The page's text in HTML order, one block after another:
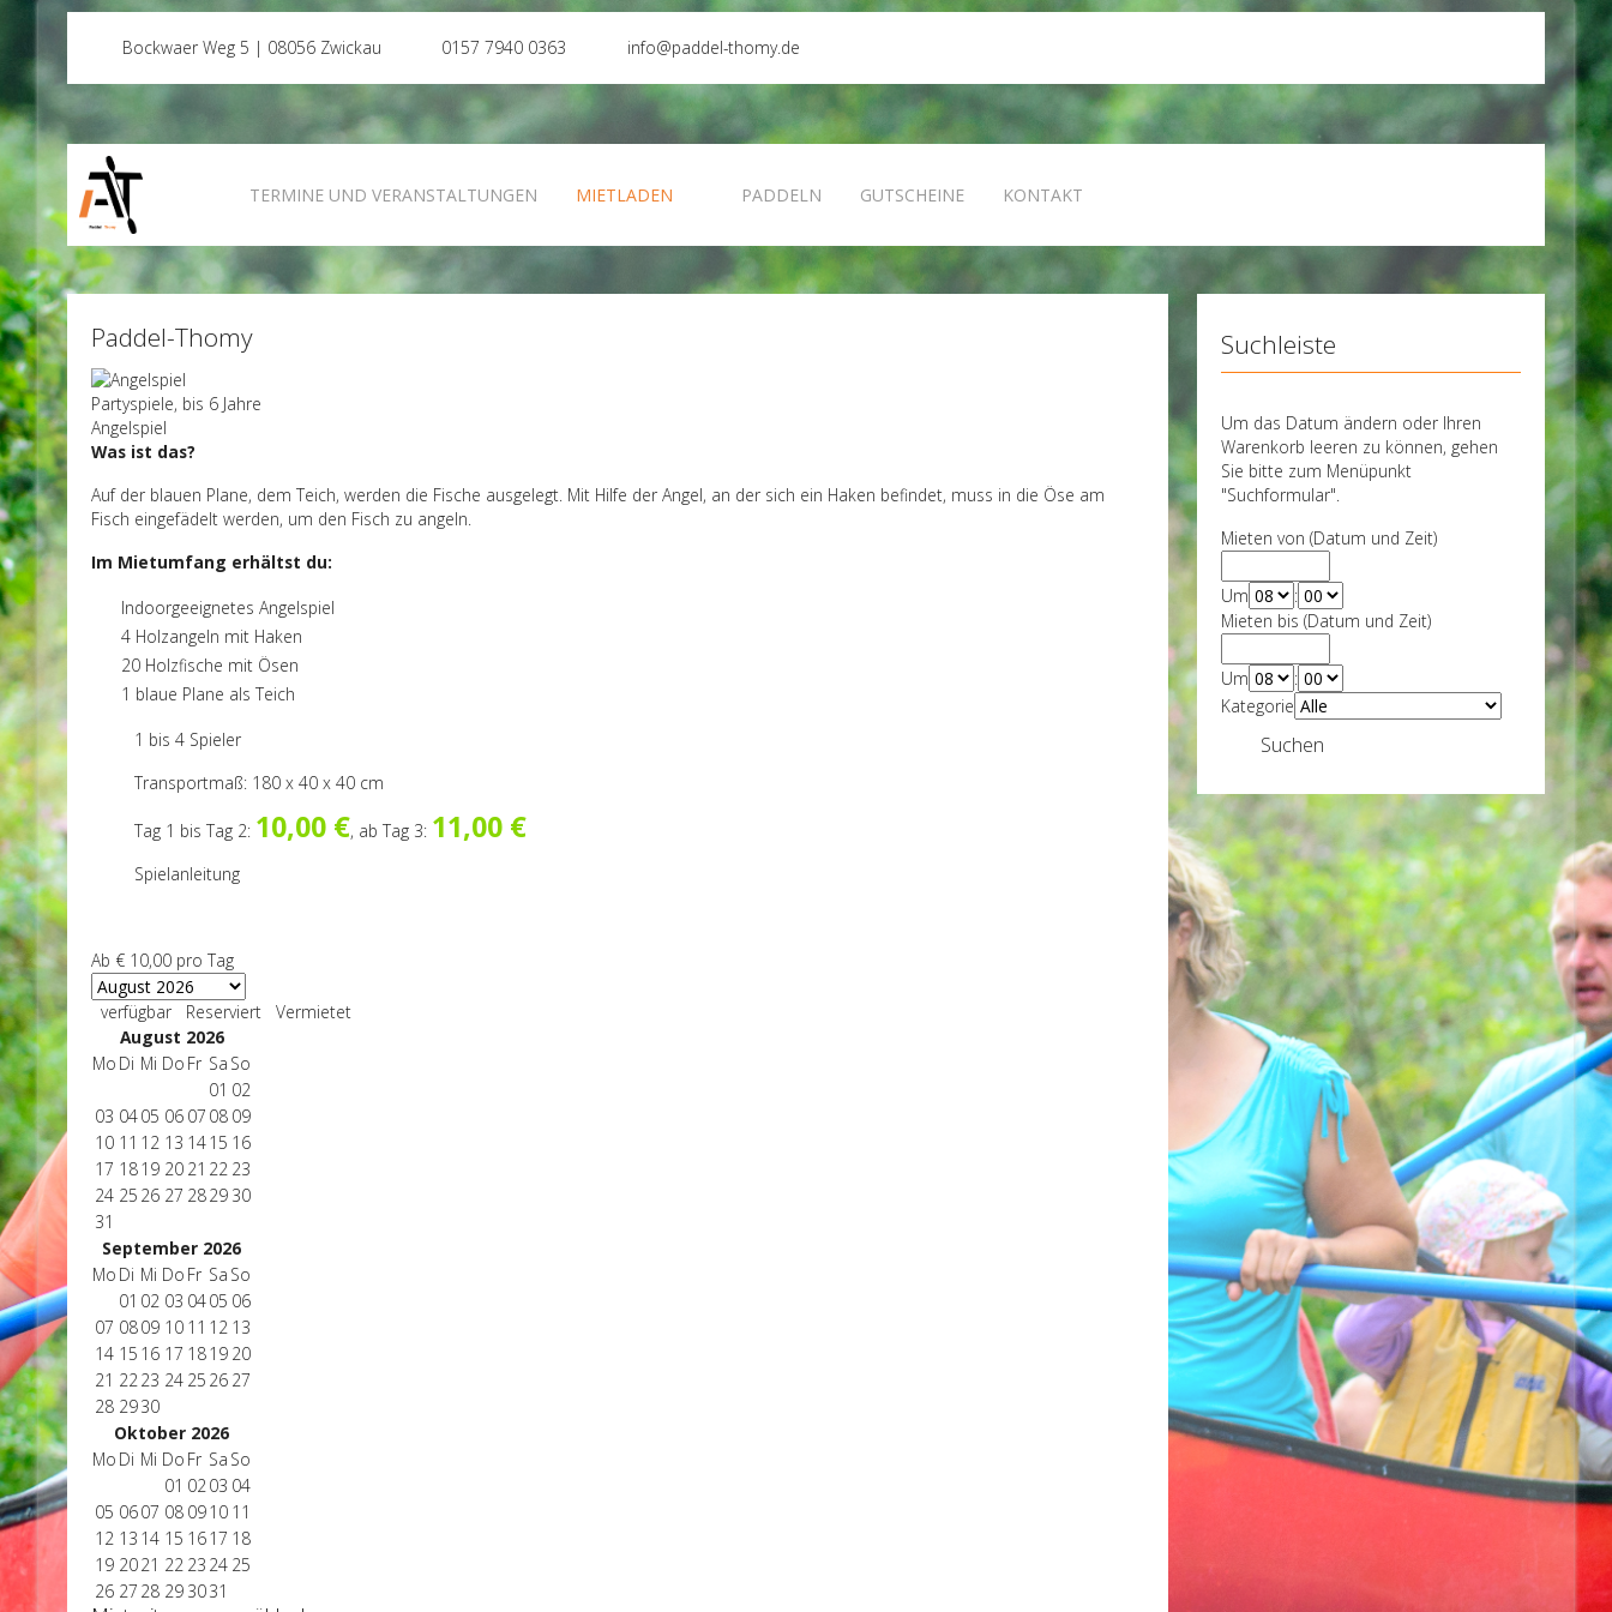
Bockwaer Weg 5 | 08056 Zwickau 0157 7940 0363 info@paddel-thomy.de
TERMINE UND VERANSTALTUNGEN MIETLADEN PADDELN GUTSCHEINE KONTAKT
Paddel-Thomy
Partyspiele, bis 6 Jahre
Angelspiel
Was ist das?
Auf der blauen Plane, dem Teich, werden die Fische ausgelegt. Mit Hilfe der Angel, an der sich ein Haken befindet, muss in die Öse am
Fisch eingefädelt werden, um den Fisch zu angeln.
Im Mietumfang erhältst du:
Indoorgeeignetes Angelspiel
4 Holzangeln mit Haken
20 Holzfische mit Ösen
1 blaue Plane als Teich
1 bis 4 Spieler
Transportmaß: 180 x 40 x 40 cm
Tag 1 bis Tag 2: 10,00 €, ab Tag 3: 11,00 €
Spielanleitung
Ab € 10,00 pro Tag
verfügbar Reserviert
Vermietet
August 2026
Mo Di Mi Do Fr Sa So
01 02
03 0405 06 07 08 09
10 11 12 13 1415 16
17 1819 20 21 22 23
24 25 26 27 2829 30
31
September 2026
Mo Di Mi Do Fr Sa So
01 02 03 0405 06
07 0809 10 11 12 13
14 15 16 17 1819 20
21 2223 24 25 26 27
28 2930
Oktober 2026
Mo Di Mi Do Fr Sa So
01 0203 04
05 0607 08 0910 11
12 13 14 15 1617 18
19 2021 22 23 24 25
26 27 28 29 3031
Suchleiste
Um das Datum ändern oder Ihren
Warenkorb leeren zu können, gehen
Sie bitte zum Menüpunkt
"Suchformular".
Mieten von (Datum und Zeit)
Um
:
Mieten bis (Datum und Zeit)
Um
:
Kategorie
Suchen